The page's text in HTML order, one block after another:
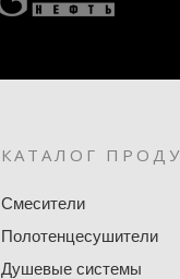
КАТАЛОГ
Смесители
Полотенцесушители
Душевые системы